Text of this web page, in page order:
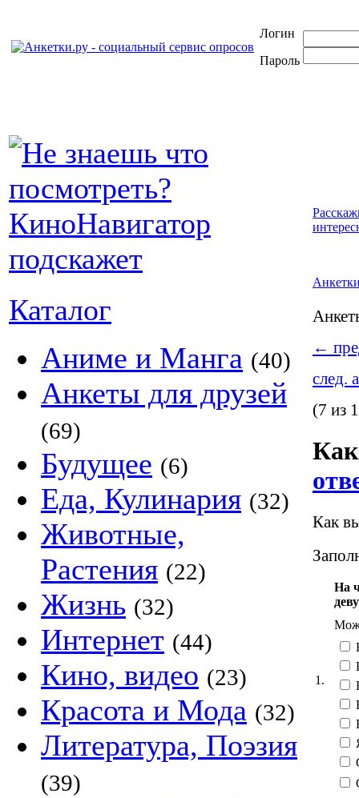
Логин
Пароль
Каталог
Аниме и Манга (40)
Анкеты для друзей
(69)
Будущее (6)
Еда, Кулинария (32)
Животные,
Растения (22)
Жизнь (32)
Интернет (44)
Кино, видео (23)
Красота и Мода (32)
Литература, Поэзия
(39)
←
след.
(7 из
Как
1.
На